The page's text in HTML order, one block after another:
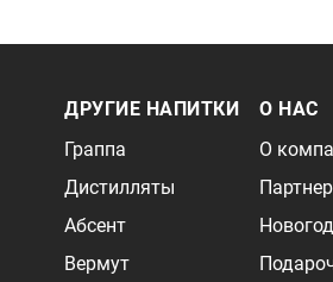
ДРУГИЕ НАПИТКИ
Граппа
Дистилляты
Абсент
Вермут
О НАС
О